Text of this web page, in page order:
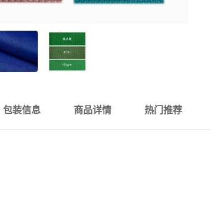
包装信息 商品详情 热门推荐